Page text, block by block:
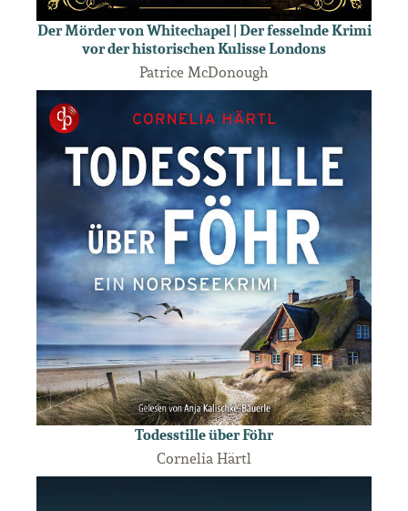
Der Mörder von Whitechapel | Der fesselnde Krimi
vor der historischen Kulisse Londons
Patrice McDonough
Todesstille über Föhr
Cornelia Härtl